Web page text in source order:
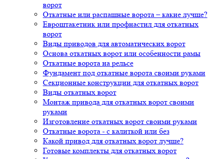
ворот
Откатные или распашные ворота – какие лучше?
Евроштакетник или профнастил для откатных
ворот
Виды приводов для автоматических ворот
Основа откатных ворот или особенности рамы
Откатные ворота на рельсе
Фундамент под откатные ворота своими руками
Секционные конструкции для откатных ворот
Виды откатных ворот
Монтаж привода для откатных ворот своими
руками
Изготовление откатных ворот своими руками
Откатные ворота - с калиткой или без
Какой привод для откатных ворот лучше?
Готовые комплекты для откатных ворот